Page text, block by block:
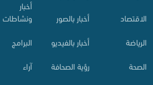
الاقتصاد
الرياضة
الصحة
أخبار بالصور
أخبار بالفيديو
رؤية الصحافة
أخبار
ونشاطات
البرامج
آراء